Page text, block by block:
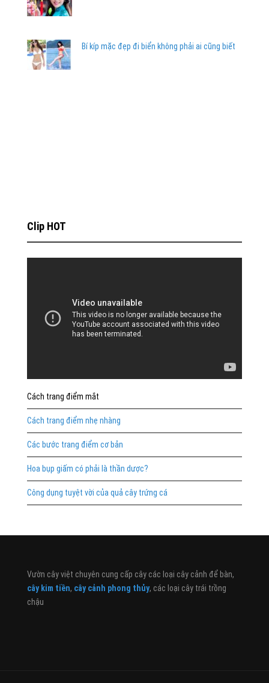
Bí kíp mặc đẹp đi biển không phải ai cũng biết
Clip HOT
Cách trang điểm mắt
Cách trang điểm nhẹ nhàng
Các bước trang điểm cơ bản
Hoa bụp giấm có phải là thần dược?
Công dụng tuyệt vời của quả cây trứng cá
Vườn cây việt chuyên cung cấp cây các loại cây cảnh để bàn,
cây kim tiền, cây cảnh phong thủy, các loại cây trái trồng
chậu